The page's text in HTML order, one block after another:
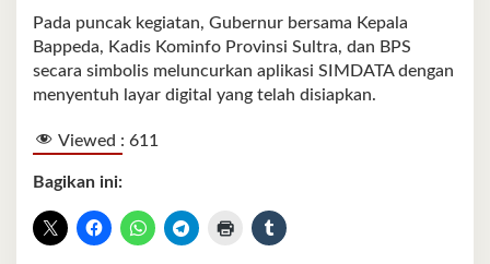
Pada puncak kegiatan, Gubernur bersama Kepala
Bappeda, Kadis Kominfo Provinsi Sultra, dan BPS
secara simbolis meluncurkan aplikasi SIMDATA dengan
menyentuh layar digital yang telah disiapkan.
Viewed : 611
Bagikan ini: